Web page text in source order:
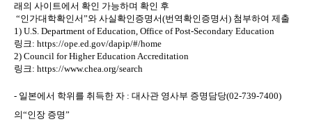
래의 사이트에서 확인 가능하며 확인 후
“인가대학확인서”와 사실확인증명서(번역확인증명서) 첨부하여 제출
1) U.S. Department of Education, Office of Post-Secondary Education
링크: https://ope.ed.gov/dapip/#/home
2) Council for Higher Education Accreditation
링크: https://www.chea.org/search
- 일본에서 학위를 취득한 자 : 대사관 영사부 증명담당(02-739-7400)
의“인장 증명”